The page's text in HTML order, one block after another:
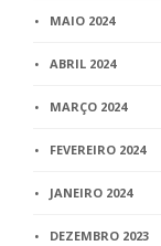
MAIO 2024
ABRIL 2024
MARÇO 2024
FEVEREIRO 2024
JANEIRO 2024
DEZEMBRO 2023